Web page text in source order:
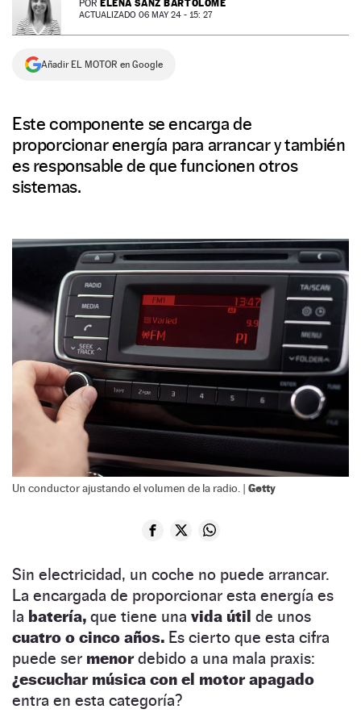
NEWSLETTER
SÍGUENOS
POR ELENA SANZ BARTOLOMÉ
ACTUALIZADO 06 MAY 24 - 15: 27
Añadir EL MOTOR en Google
Este componente se encarga de
proporcionar energía para arrancar y también
es responsable de que funcionen otros
sistemas.
Un conductor ajustando el volumen de la radio. | Getty
Sin electricidad, un coche no puede arrancar.
La encargada de proporcionar esta energía es
la batería, que tiene una vida útil de unos
cuatro o cinco años. Es cierto que esta cifra
puede ser menordebido a una mala praxis:
¿escuchar música con el motor apagado
entra en esta categoría?